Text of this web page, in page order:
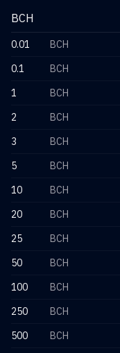
BCH
0.01 BCH
0.1
BCH
1
BCH
2
BCH
3
BCH
5
BCH
10
BCH
20
BCH
25
BCH
50
BCH
100
BCH
250
BCH
500
BCH